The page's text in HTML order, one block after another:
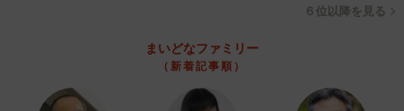
６位以降を見る
まいどなファミリー
（新着記事順）